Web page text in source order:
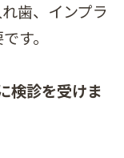
歯、インプラ
す。
検診を受けま